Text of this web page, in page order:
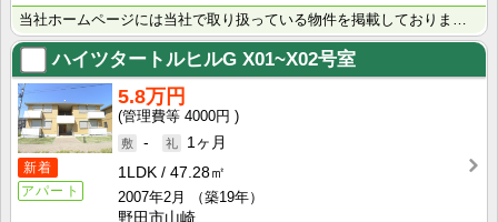
ハイツタートルヒルG X01~X02号室
新着
アパート
5.8万円
4000円
-
1ヶ月
1LDK
47.28㎡
2007年2月
（築19年）
野田市山崎